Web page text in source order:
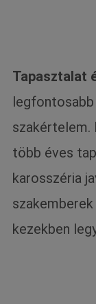
Tapasztalat
szakértelem.
több éves
karosszéria
kezekben